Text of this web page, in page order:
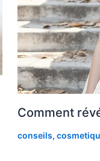
Comment
conseils,